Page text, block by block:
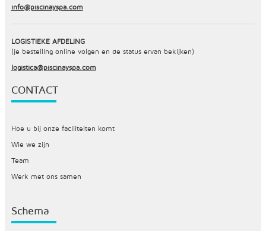
info@piscinayspa.com
LOGISTIEKE AFDELING
(je bestelling online volgen en de status ervan bekijken)
logistica@piscinayspa.com
CONTACT
Hoe u bij onze faciliteiten komt
Wie we zijn
Team
Werk met ons samen
Schema